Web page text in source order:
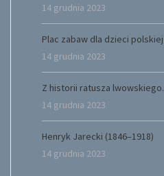
14 grudnia 2023
Plac zabaw dla dzieci
14 grudnia 2023
Z historii ratusza lwowskiego.
14 grudnia 2023
Henryk Jarecki (1846–1918)
14 grudnia 2023